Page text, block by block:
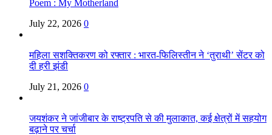
Poem : My Motherland
July 22, 2026 0
महिला सशक्तिकरण को रफ्तार : भारत-फिलिस्तीन ने ‘तुराथी’ सेंटर को
दी हरी झंडी
July 21, 2026 0
जयशंकर ने जांजीबार के राष्ट्रपति से की मुलाकात, कई क्षेत्रों में सहयोग
बढ़ाने पर चर्चा